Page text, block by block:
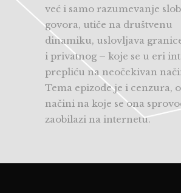
već i samo razumevanje
govora, utiče na društvenu
dinamiku, uslovljava
i privatnog – koje se u eri
prepliću na neočekivan
Tema epizode je i cenzura,
načini na koje se ona
zaobilazi na internetu.